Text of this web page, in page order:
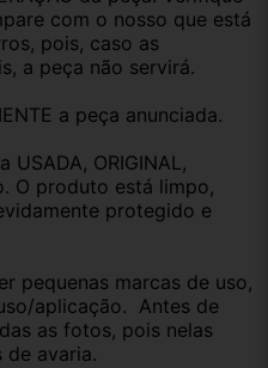
com o nosso que está
pois, caso as
a peça não servirá.
a peça anunciada.
ORIGINAL,
O produto está limpo,
protegido e
pequenas marcas de uso,
aplicação.  Antes de
as fotos, pois nelas
de avaria.